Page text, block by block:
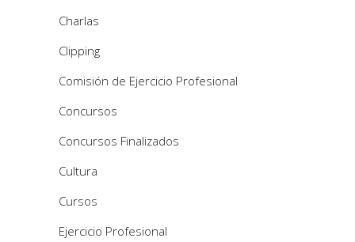
Charlas
Clipping
Comisión de Ejercicio Profesional
Concursos
Concursos Finalizados
Cultura
Cursos
Ejercicio Profesional